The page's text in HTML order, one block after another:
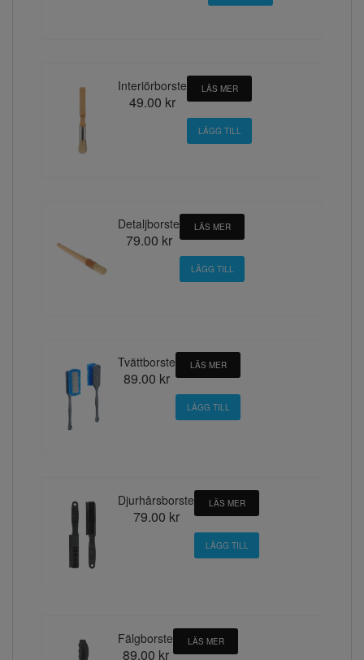
Interiörborste
49.00 kr
LÄS MER
Detaljborste
79.00 kr
LÄS MER
Tvättborste
89.00 kr
LÄS MER
Djurhårsborste
79.00 kr
LÄS MER
Fälgborste
89.00 kr
LÄS MER